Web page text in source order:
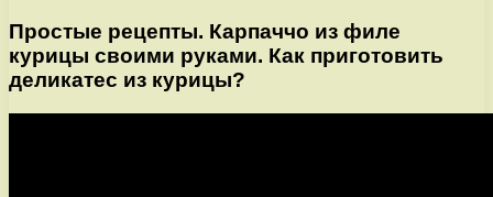
Простые рецепты. Карпаччо из филе
курицы своими руками. Как приготовить
деликатес из курицы?